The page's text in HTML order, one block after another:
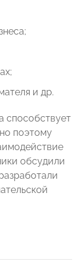
и др.
способствует
поэтому
обсудили